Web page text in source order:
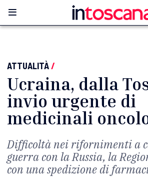
ATTUALITÀ/
Ucraina, dalla
invio urgente di
medicinali
Difficoltà nei rifornimenti a
guerra con la Russia, la
con una spedizione di